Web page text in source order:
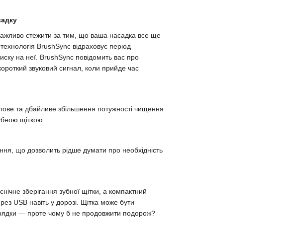
стежити за тим, що ваша насадка все ще
BrushSync відраховує період
на неї. BrushSync повідомить вас про
звуковий сигнал, коли прийде час
та дбайливе збільшення потужності чищення
щіткою.
що дозволить рідше думати про необхідність
зберігання зубної щітки, а компактний
USB навіть у дорозі. Щітка може бути
— проте чому б не продовжити подорож?